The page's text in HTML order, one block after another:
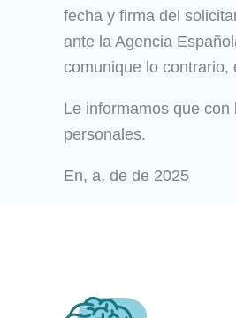
fecha y firma del
ante la Agencia
comunique lo contrario,
Le informamos que
personales.
En, a, de de 2025